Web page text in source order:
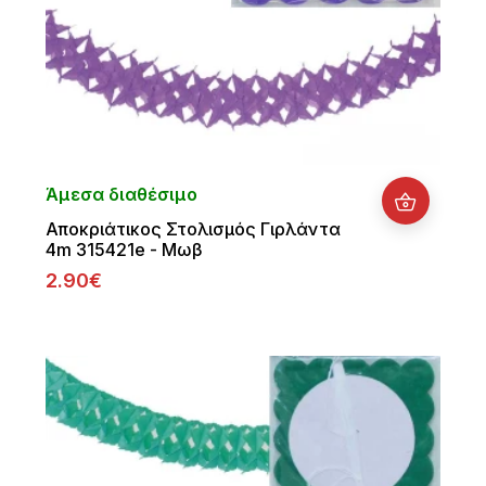
Άμεσα διαθέσιμο
Αποκριάτικος Στολισμός Γιρλάντα
4m 315421e - Μωβ
2.90€